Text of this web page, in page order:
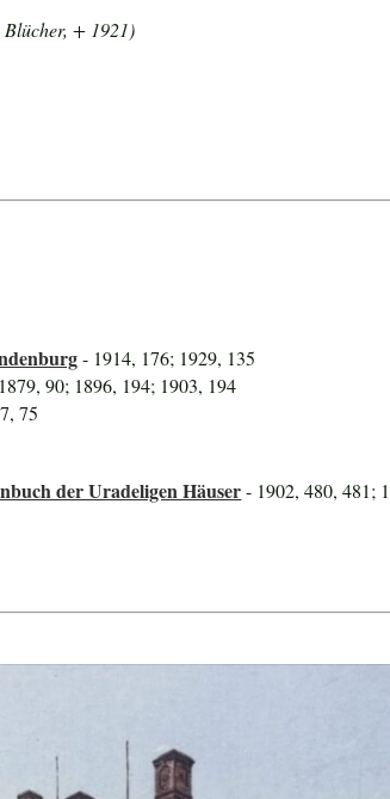
+ 1921)
- 1914, 176; 1929, 135
90; 1896, 194; 1903, 194
75
der Uradeligen Häuser- 1902, 480, 481;